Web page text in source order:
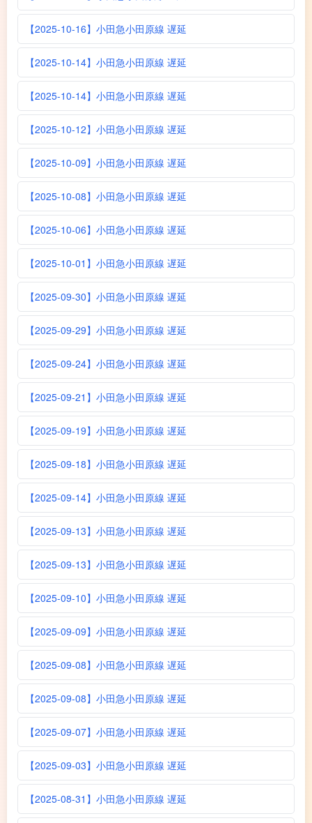
【2025-10-16】小田急小田原線 遅延
【2025-10-14】小田急小田原線 遅延
【2025-10-14】小田急小田原線 遅延
【2025-10-12】小田急小田原線 遅延
【2025-10-09】小田急小田原線 遅延
【2025-10-08】小田急小田原線 遅延
【2025-10-06】小田急小田原線 遅延
【2025-10-01】小田急小田原線 遅延
【2025-09-30】小田急小田原線 遅延
【2025-09-29】小田急小田原線 遅延
【2025-09-24】小田急小田原線 遅延
【2025-09-21】小田急小田原線 遅延
【2025-09-19】小田急小田原線 遅延
【2025-09-18】小田急小田原線 遅延
【2025-09-14】小田急小田原線 遅延
【2025-09-13】小田急小田原線 遅延
【2025-09-13】小田急小田原線 遅延
【2025-09-10】小田急小田原線 遅延
【2025-09-09】小田急小田原線 遅延
【2025-09-08】小田急小田原線 遅延
【2025-09-08】小田急小田原線 遅延
【2025-09-07】小田急小田原線 遅延
【2025-09-03】小田急小田原線 遅延
【2025-08-31】小田急小田原線 遅延